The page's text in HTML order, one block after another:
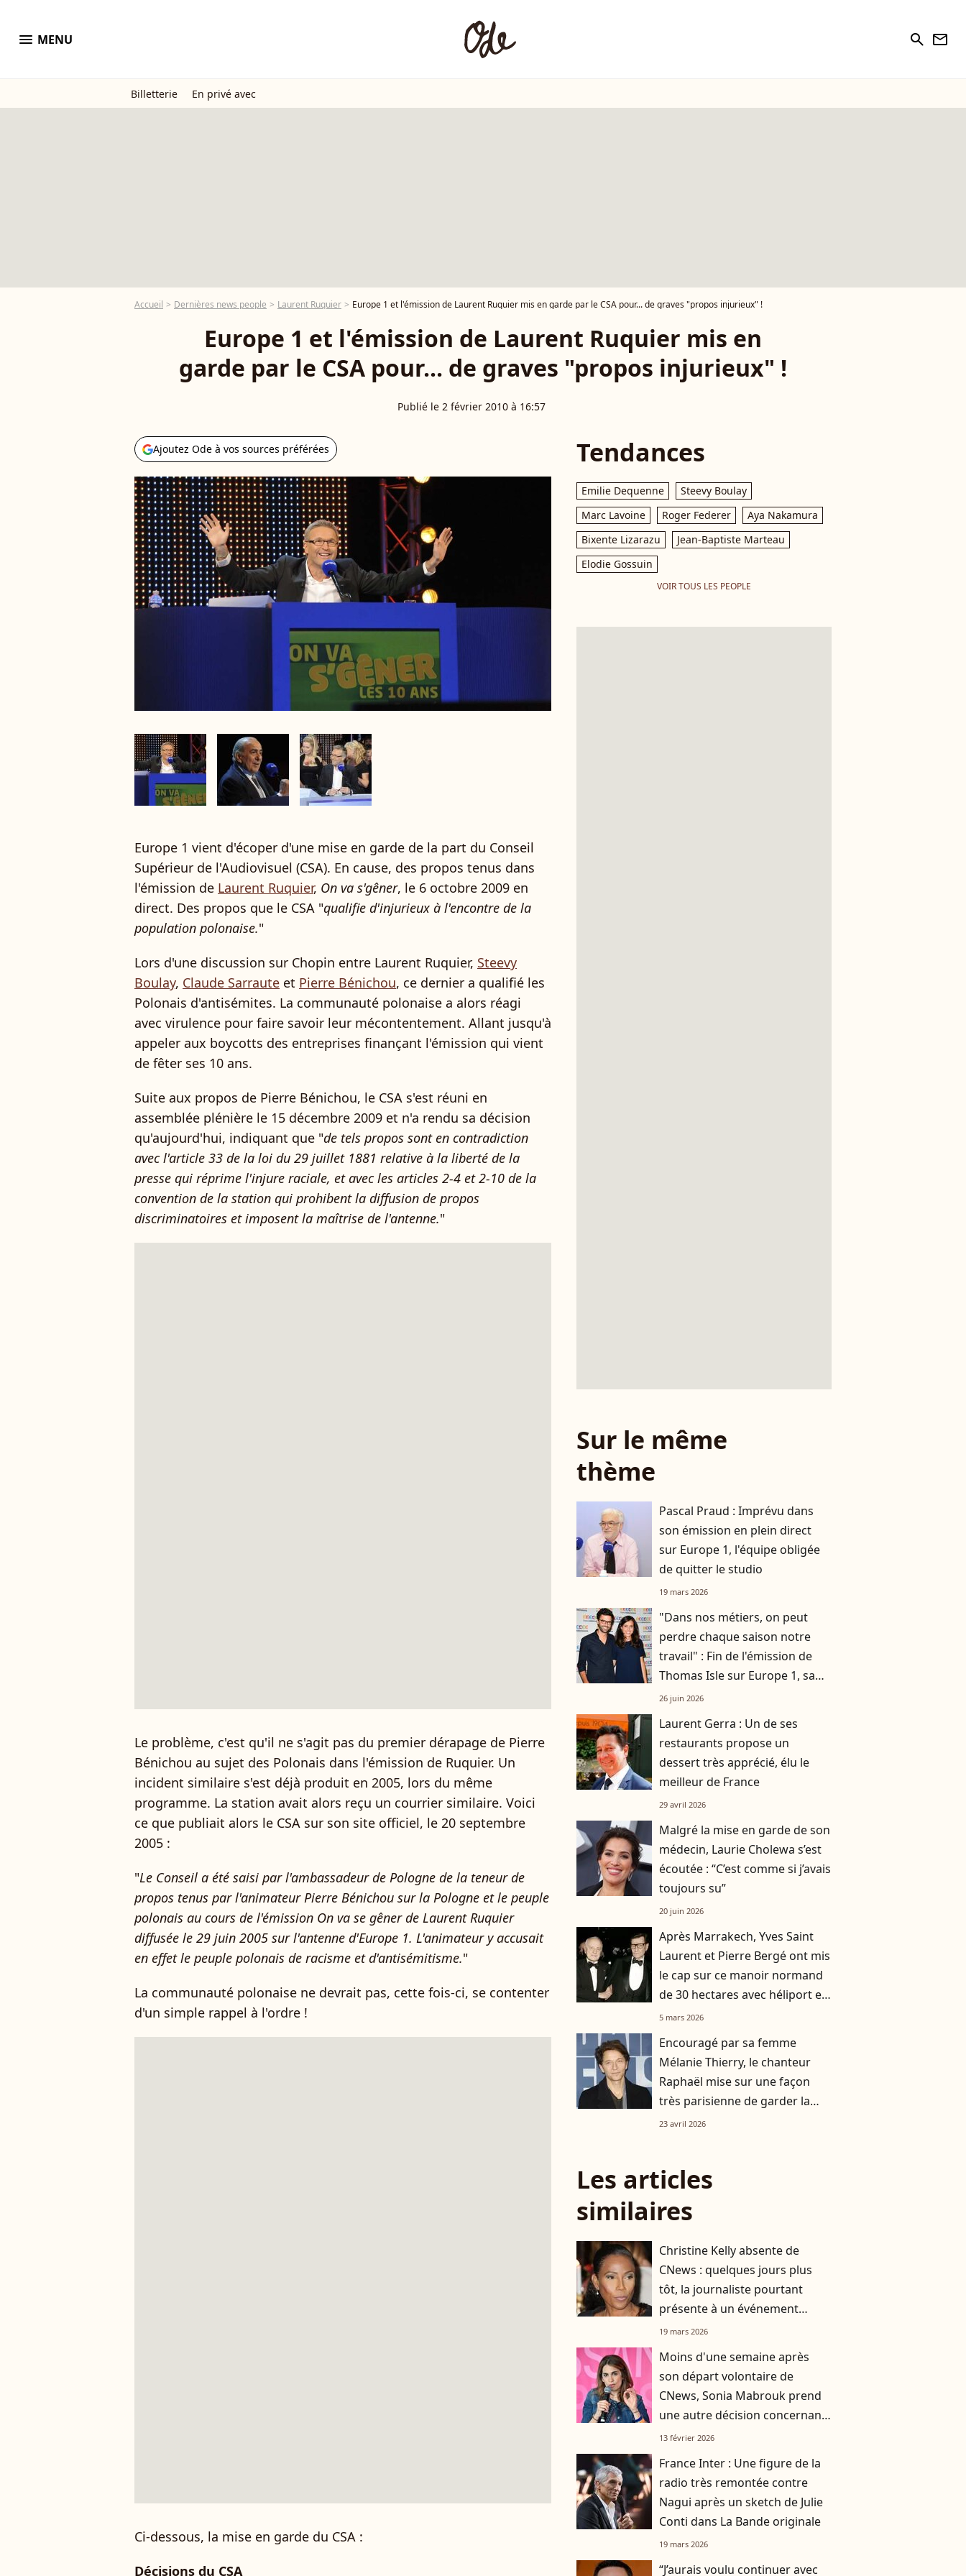
menu MENU search newsletter
Billetterie En privé avec
Accueil Dernières news people Laurent Ruquier Europe 1 et l'émission de Laurent Ruquier mis en garde par le CSA pour... de graves "propos injurieux" !
Europe 1 et l'émission de Laurent Ruquier mis en
garde par le CSA pour... de graves "propos injurieux" !
Publié le 2 février 2010 à 16:57
Ajoutez Ode à vos sources préférées
Europe 1 vient d'écoper d'une mise en garde de la part du Conseil
Supérieur de l'Audiovisuel (CSA). En cause, des propos tenus dans
l'émission de Laurent Ruquier, On va s'gêner, le 6 octobre 2009 en
direct. Des propos que le CSA "qualifie d'injurieux à l'encontre de la
population polonaise."
Lors d'une discussion sur Chopin entre Laurent Ruquier, Steevy
Boulay, Claude Sarraute et Pierre Bénichou, ce dernier a qualifié les
Polonais d'antisémites. La communauté polonaise a alors réagi
avec virulence pour faire savoir leur mécontentement. Allant jusqu'à
appeler aux boycotts des entreprises finançant l'émission qui vient
de fêter ses 10 ans.
Suite aux propos de Pierre Bénichou, le CSA s'est réuni en
assemblée plénière le 15 décembre 2009 et n'a rendu sa décision
qu'aujourd'hui, indiquant que "de tels propos sont en contradiction
avec l'article 33 de la loi du 29 juillet 1881 relative à la liberté de la
presse qui réprime l'injure raciale, et avec les articles 2-4 et 2-10 de la
convention de la station qui prohibent la diffusion de propos
discriminatoires et imposent la maîtrise de l'antenne."
Le problème, c'est qu'il ne s'agit pas du premier dérapage de Pierre
Bénichou au sujet des Polonais dans l'émission de Ruquier. Un
incident similaire s'est déjà produit en 2005, lors du même
programme. La station avait alors reçu un courrier similaire. Voici
ce que publiait alors le CSA sur son site officiel, le 20 septembre
2005 :
"Le Conseil a été saisi par l'ambassadeur de Pologne de la teneur de
propos tenus par l'animateur Pierre Bénichou sur la Pologne et le peuple
polonais au cours de l'émission On va se gêner de Laurent Ruquier
diffusée le 29 juin 2005 sur l'antenne d'Europe 1. L'animateur y accusait
en effet le peuple polonais de racisme et d'antisémitisme."
La communauté polonaise ne devrait pas, cette fois-ci, se contenter
d'un simple rappel à l'ordre !
Ci-dessous, la mise en garde du CSA :
Décisions du CSA
Tendances
Emilie Dequenne
Steevy Boulay
Marc Lavoine
Roger Federer
Aya Nakamura
Bixente Lizarazu
Jean-Baptiste Marteau
Elodie Gossuin
VOIR TOUS LES PEOPLE
Sur le même
thème
Pascal Praud : Imprévu dans
son émission en plein direct
sur Europe 1, l'équipe obligée
de quitter le studio
19 mars 2026
"Dans nos métiers, on peut
perdre chaque saison notre
travail" : Fin de l'émission de
Thomas Isle sur Europe 1, sa
femme (aussi journaliste)
26 juin 2026
Laurent Gerra : Un de ses
restaurants propose un
dessert très apprécié, élu le
meilleur de France
29 avril 2026
Malgré la mise en garde de son
médecin, Laurie Cholewa s’est
écoutée : “C’est comme si j’avais
toujours su”
20 juin 2026
Après Marrakech, Yves Saint
Laurent et Pierre Bergé ont mis
le cap sur ce manoir normand
de 30 hectares avec héliport et
datcha
5 mars 2026
Encouragé par sa femme
Mélanie Thierry, le chanteur
Raphaël mise sur une façon
très parisienne de garder la
forme
23 avril 2026
Les articles
similaires
Christine Kelly absente de
CNews : quelques jours plus
tôt, la journaliste pourtant
présente à un événement
important dans un palace
19 mars 2026
Moins d'une semaine après
son départ volontaire de
CNews, Sonia Mabrouk prend
une autre décision concernant
sa carrière
13 février 2026
France Inter : Une figure de la
radio très remontée contre
Nagui après un sketch de Julie
Conti dans La Bande originale
19 mars 2026
“J’aurais voulu continuer avec